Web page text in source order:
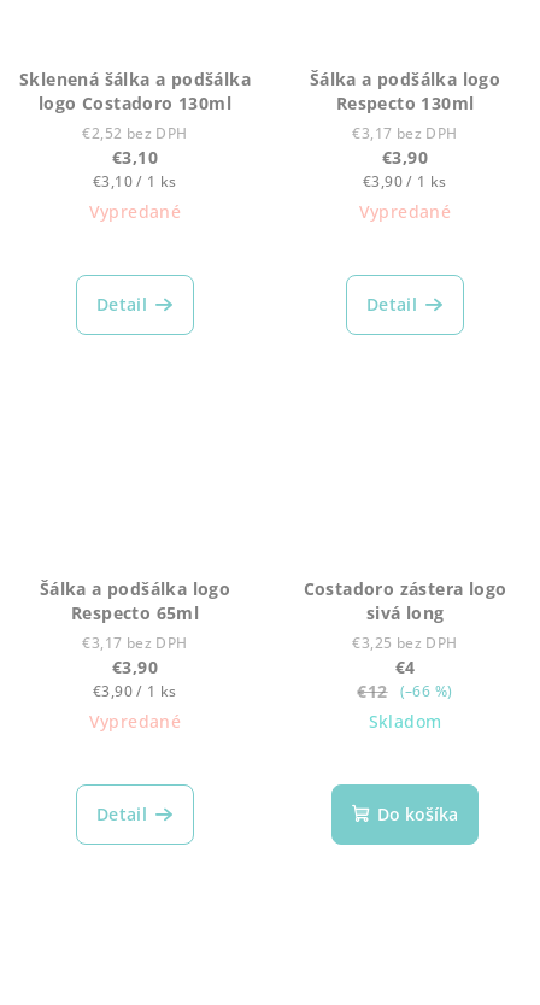
Sklenená šálka a podšálka
logo Costadoro 130ml
€2,52 bez DPH
€3,10
Jednotková
cena:
€3,10 / 1 ks
Vypredané
Detail
Šálka a podšálka logo
Respecto 130ml
€3,17 bez DPH
€3,90
Jednotková
cena:
€3,90 / 1 ks
Vypredané
Detail
Šálka a podšálka logo
Respecto 65ml
€3,17 bez DPH
€3,90
Jednotková
cena:
€3,90 / 1 ks
Vypredané
Detail
Costadoro zástera logo
sivá long
€3,25 bez DPH
€4
€12
(–66 %)
Skladom
Do košíka